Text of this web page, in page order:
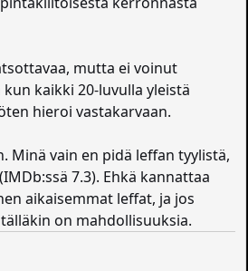
mutta ei voinut
kaikki 20-luvulla yleistä
hieroi vastakarvaan.
Minä vain en pidä leffan tyylistä,
7.3). Ehkä kannattaa
aikaisemmat leffat, ja jos
on mahdollisuuksia.